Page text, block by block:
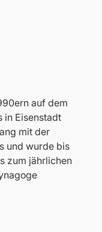
auf dem
in Eisenstadt
mit der
und wurde bis
zum jährlichen